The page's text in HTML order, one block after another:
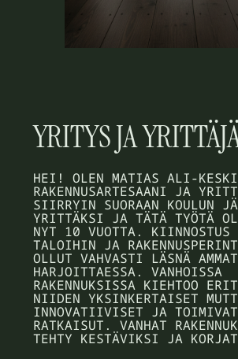
YRITYS JA
HEI! OLEN MATIAS ALI-
RAKENNUSARTESAANI JA
SIIRRYIN SUORAAN KOULUN
YRITTÄKSI JA TÄTÄ TYÖTÄ
NYT 10 VUOTTA. KIINNOSTUS
TALOIHIN JA
OLLUT VAHVASTI LÄSNÄ
HARJOITTAESSA. VANHOISSA
RAKENNUKSISSA KIEHTOO
NIIDEN YKSINKERTAISET
INNOVATIIVISET JA TOIMIVAT
RATKAISUT. VANHAT
TEHTY KESTÄVIKSI JA